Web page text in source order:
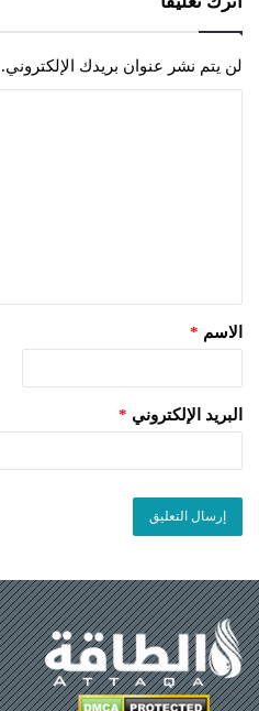
لن يتم نشر عنوان بريدك الإلكتروني.
الاسم *
البريد الإلكتروني *